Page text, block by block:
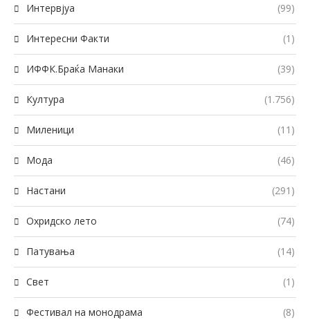
Интервјуа (99)
Интересни Факти (1)
ИФФК.Браќа Манаки (39)
Култура (1.756)
Миленици (11)
Мода (46)
Настани (291)
Охридско лето (74)
Патувања (14)
Свет (1)
Фестивал на монодрама (8)